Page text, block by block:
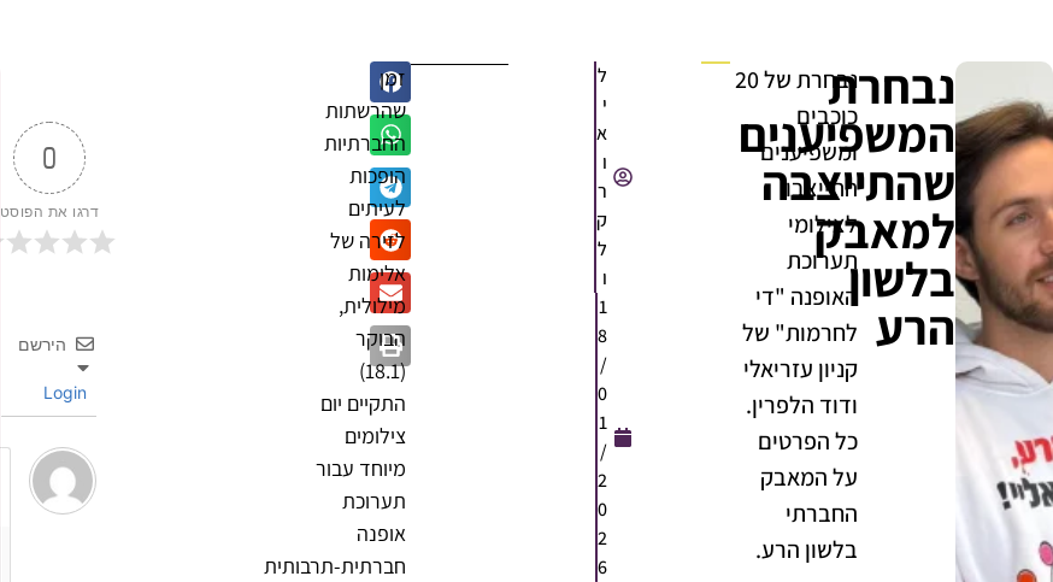
נבחרת
המשפיענים
שהתייצבה
למאבק
בלשון
הרע
נבחרת של 20
כוכבים
ומשפיענים
התייצבו
לצילומי
תערוכת
האופנה "די
לחרמות" של
קניון עזריאלי
ודוד הלפרין.
כל הפרטים
על המאבק
החברתי
בלשון הרע.
ל
י
א
ו
ר
ק
ל
ו
1
8
/
0
1
/
2
0
2
6
זמן
שהרשתות
החברתיות
הופכות
לעיתים
לזירה של
אלימות
מילולית,
הבוקר
(18.1)
התקיים יום
צילומים
מיוחד עבור
תערוכת
אופנה
חברתית-תרבותית
0
דרגו את הפוסט
הירשם